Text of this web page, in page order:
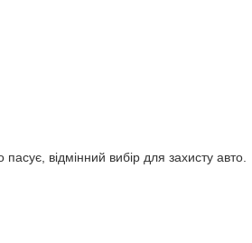
відмінний вибір для захисту авто.